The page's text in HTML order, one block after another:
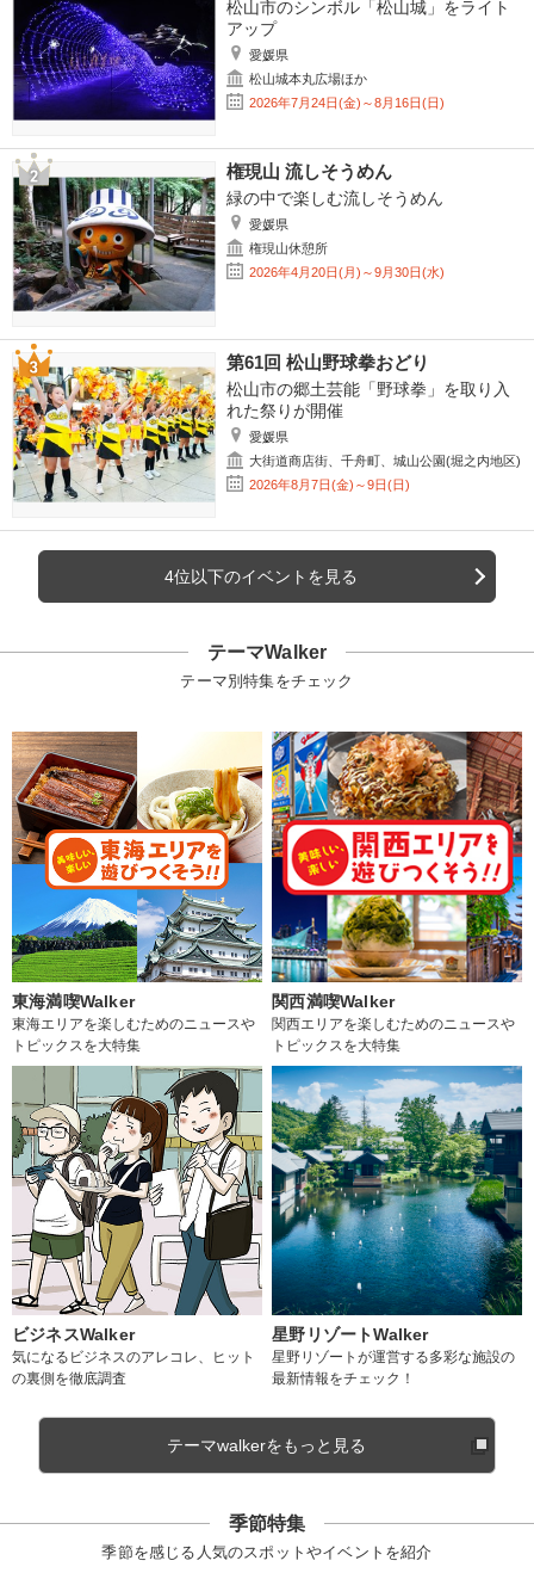
松山市のシンボル「松山城」をライト
アップ
愛媛県
松山城本丸広場ほか
2026年7月24日(金)～8月16日(日)
権現山 流しそうめん
緑の中で楽しむ流しそうめん
愛媛県
権現山休憩所
2026年4月20日(月)～9月30日(水)
第61回 松山野球拳おどり
松山市の郷土芸能「野球拳」を取り入
れた祭りが開催
愛媛県
大街道商店街、千舟町、城山公園(堀之内地区)
2026年8月7日(金)～9日(日)
4位以下のイベントを見る
テーマWalker
テーマ別特集をチェック
東海満喫Walker
東海エリアを楽しむためのニュースや
トピックスを大特集
関西満喫Walker
関西エリアを楽しむためのニュースや
トピックスを大特集
ビジネスWalker
気になるビジネスのアレコレ、ヒット
の裏側を徹底調査
星野リゾートWalker
星野リゾートが運営する多彩な施設の
最新情報をチェック！
テーマwalkerをもっと見る
季節特集
季節を感じる人気のスポットやイベントを紹介